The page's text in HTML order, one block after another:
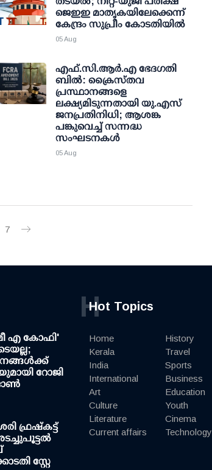
ജെഇഇ മാതൃകയിലേക്കെന്ന്
കേന്ദ്രം സുപ്രീം കോടതിയില്‍
05 Aug
എഫ്.സി.ആര്‍.എ ഭേദഗതി
ബില്‍: ക്രൈസ്തവ
പ്രസ്ഥാനങ്ങളെ
ലക്ഷ്യമിടുന്നതായി യു.എസ്
ജനപ്രതിനിധി; ആശങ്ക
പങ്കുവെച്ച് സന്നദ്ധ
സംഘടനകള്‍
05 Aug
7
എ കോഫി'
റോജി
ഫ്രഷ്കട്ട്
സ്റ്റേ
Hot Topics
H
Home
Kerala
India
International
Art
Culture
Literature
Current affairs
History
Travel
Sports
Business
Education
Youth
Cinema
Technology